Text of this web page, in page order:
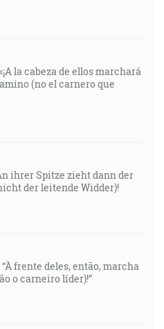
la cabeza de ellos marchará
(no el carnero que
ihrer Spitze zieht dann der
der leitende Widder)!
frente deles, então, marcha
o carneiro líder)!”